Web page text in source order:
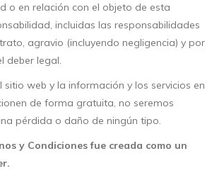
o en relación con el objeto de esta
incluidas las responsabilidades
agravio (incluyendo negligencia) y por
deber legal.
sitio web y la información y los servicios en
de forma gratuita, no seremos
pérdida o daño de ningún tipo.
y Condiciones fue creada como un